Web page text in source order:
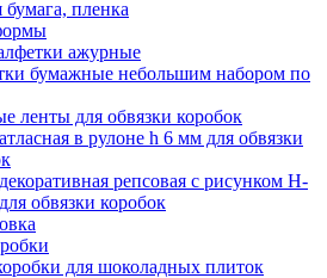
пленка
ажурные
бумажные небольшим набором по
ленты для обвязки коробок
в рулоне h 6 мм для обвязки
репсовая с рисунком H-
обвязки коробок
для шоколадных плиток